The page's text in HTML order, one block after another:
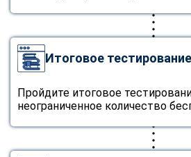
Итоговое тестирование
Пройдите итоговое
неограниченное количество